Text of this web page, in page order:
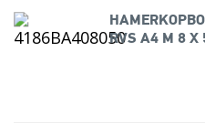
RVS A4 M 8 X